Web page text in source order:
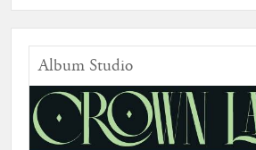
Album Studio